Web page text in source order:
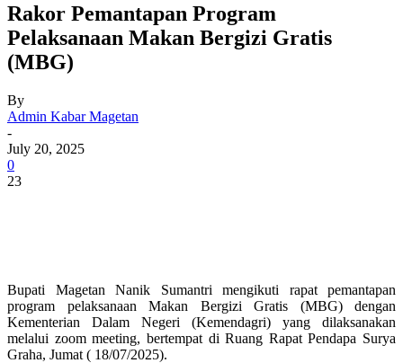
Rakor Pemantapan Program
Pelaksanaan Makan Bergizi Gratis
(MBG)
By
Admin Kabar Magetan
-
July 20, 2025
0
23
Bupati Magetan Nanik Sumantri mengikuti rapat pemantapan
program pelaksanaan Makan Bergizi Gratis (MBG) dengan
Kementerian Dalam Negeri (Kemendagri) yang dilaksanakan
melalui zoom meeting, bertempat di Ruang Rapat Pendapa Surya
Graha, Jumat ( 18/07/2025).